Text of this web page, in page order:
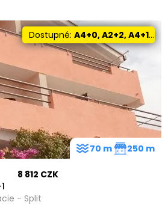
Dostupné:A4+0, A2+2, A4+1, A2+1
8 812 CZK
- Split
70 m 250 m